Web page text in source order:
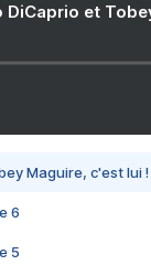
DiCaprio et
Maguire, c'est lui
6
5